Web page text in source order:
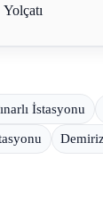
Yolçatı
İstasyonu